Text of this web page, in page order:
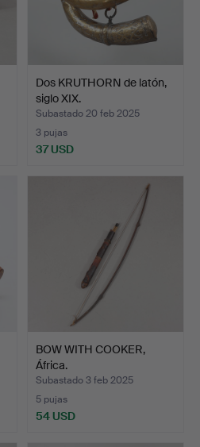
Dos KRUTHORN de latón,
siglo XIX.
Subastado 20 feb 2025
3 pujas
37 USD
BOW WITH COOKER,
África.
Subastado 3 feb 2025
5 pujas
54 USD